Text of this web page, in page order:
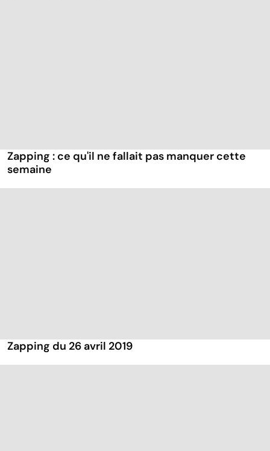
Zapping : ce qu'il ne fallait pas manquer cette
semaine
Zapping du 26 avril 2019